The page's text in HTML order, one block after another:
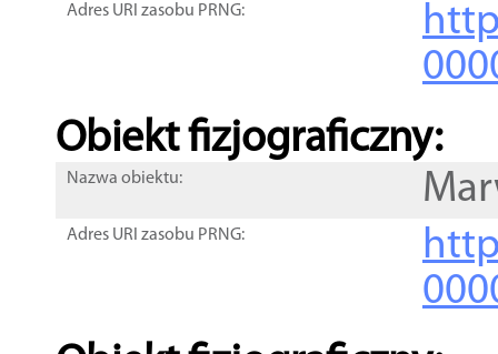
Adres URI zasobu PRNG:
Obiekt fizjograficzny:
Nazwa obiektu:
Adres URI zasobu PRNG: